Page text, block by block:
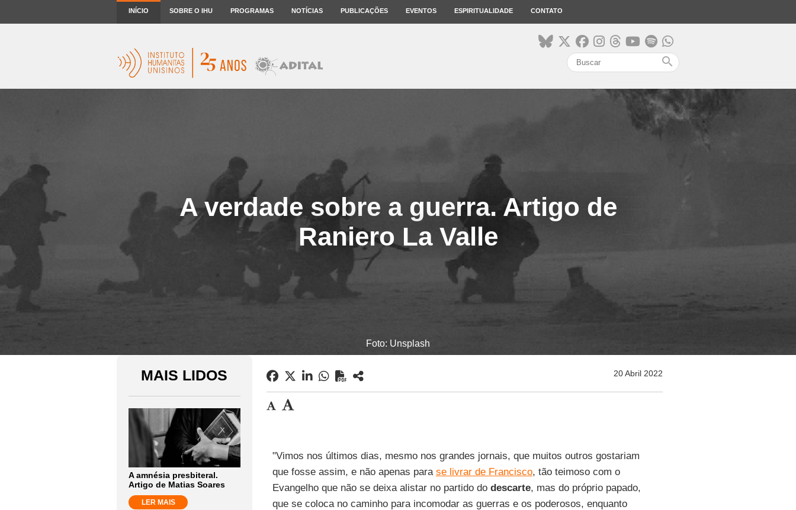
INÍCIO SOBRE O IHU PROGRAMAS NOTÍCIAS PUBLICAÇÕES EVENTOS ESPIRITUALIDADE CONTATO
search
A verdade sobre a guerra. Artigo de
Raniero La Valle
Foto: Unsplash
MAIS LIDOS
A amnésia presbiteral.
Artigo de Matias Soares
LER MAIS
20 Abril 2022
"Vimos nos últimos dias, mesmo nos grandes jornais, que muitos outros gostariam
que fosse assim, e não apenas para se livrar de Francisco, tão teimoso com o
Evangelho que não se deixa alistar no partido do descarte, mas do próprio papado,
que se coloca no caminho para incomodar as guerras e os poderosos, enquanto